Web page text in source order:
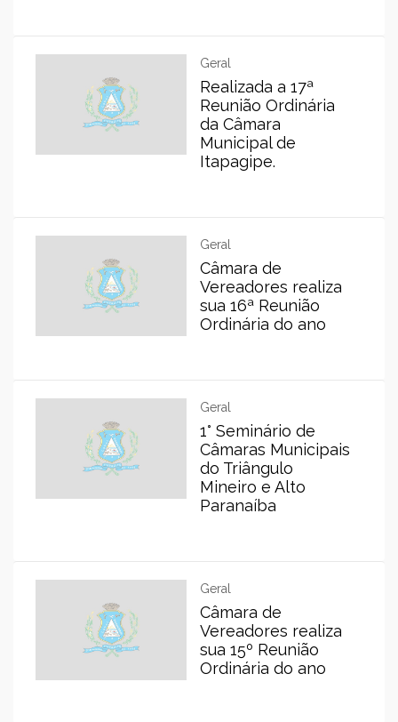
Geral
Realizada a 17ª
Reunião Ordinária
da Câmara
Municipal de
Itapagipe.
Geral
Câmara de
Vereadores realiza
sua 16ª Reunião
Ordinária do ano
Geral
1° Seminário de
Câmaras Municipais
do Triângulo
Mineiro e Alto
Paranaíba
Geral
Câmara de
Vereadores realiza
sua 15º Reunião
Ordinária do ano